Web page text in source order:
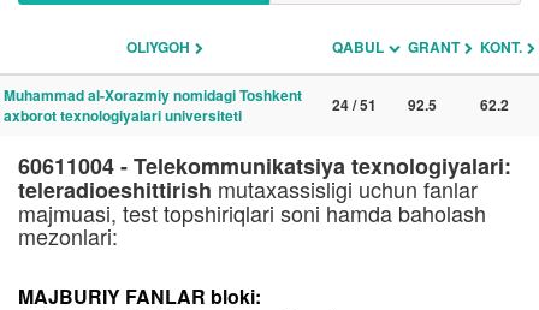
OLIYGOH QABUL GRANT KONT.
Muhammad al-Xorazmiy nomidagi Toshkent
axborot texnologiyalari universiteti
24 / 51 92.5 62.2
60611004 - Telekommunikatsiya texnologiyalari:
teleradioeshittirish mutaxassisligi uchun fanlar
majmuasi, test topshiriqlari soni hamda baholash
mezonlari:
MAJBURIY FANLAR bloki: